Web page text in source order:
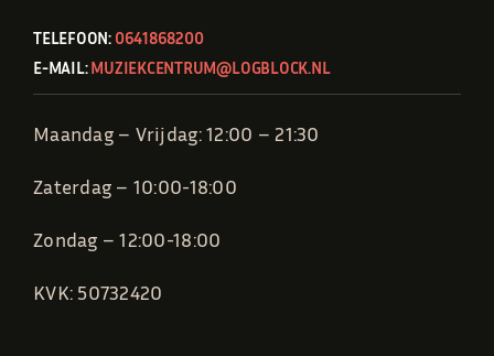
TELEFOON: 0641868200
E-MAIL:MUZIEKCENTRUM@LOGBLOCK.NL
Maandag – Vrijdag: 12:00 – 21:30
Zaterdag – 10:00-18:00
Zondag – 12:00-18:00
KVK: 50732420